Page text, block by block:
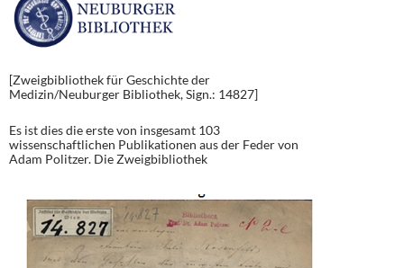
[Zweigbibliothek für Geschichte der
Medizin/Neuburger Bibliothek, Sign.: 14827]
Es ist dies die erste von insgesamt 103
wissenschaftlichen Publikationen aus der Feder von
Adam Politzer. Die Zweigbibliothek